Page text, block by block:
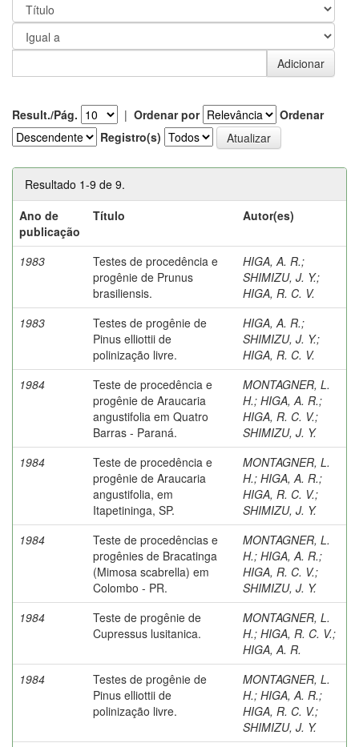
Result./Pág. | Ordenar por
Ordenar
Registro(s)
Resultado 1-9 de 9.
Ano de
publicação
Título Autor(es)
1983
Testes de procedência e
progênie de Prunus
brasiliensis.
HIGA, A. R.;
SHIMIZU, J. Y.;
HIGA, R. C. V.
1983
Testes de progênie de
Pinus elliottii de
polinização livre.
HIGA, A. R.;
SHIMIZU, J. Y.;
HIGA, R. C. V.
1984
Teste de procedência e
progênie de Araucaria
angustifolia em Quatro
Barras - Paraná.
MONTAGNER, L.
H.; HIGA, A. R.;
HIGA, R. C. V.;
SHIMIZU, J. Y.
1984
Teste de procedência e
progênie de Araucaria
angustifolia, em
Itapetininga, SP.
MONTAGNER, L.
H.; HIGA, A. R.;
HIGA, R. C. V.;
SHIMIZU, J. Y.
1984
Teste de procedências e
progênies de Bracatinga
(Mimosa scabrella) em
Colombo - PR.
MONTAGNER, L.
H.; HIGA, A. R.;
HIGA, R. C. V.;
SHIMIZU, J. Y.
1984
Teste de progênie de
Cupressus lusitanica.
MONTAGNER, L.
H.; HIGA, R. C. V.;
HIGA, A. R.
1984
Testes de progênie de
Pinus elliottii de
polinização livre.
MONTAGNER, L.
H.; HIGA, A. R.;
HIGA, R. C. V.;
SHIMIZU, J. Y.